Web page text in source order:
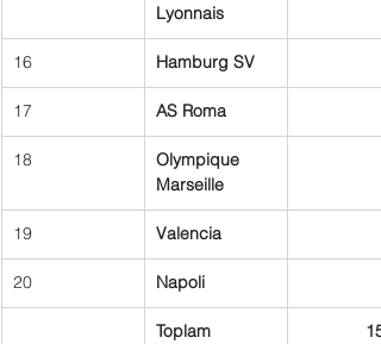
Lyonnais
16 Hamburg SV
17 AS Roma
18
Olympique
Marseille
19 Valencia
20 Napoli
Toplam